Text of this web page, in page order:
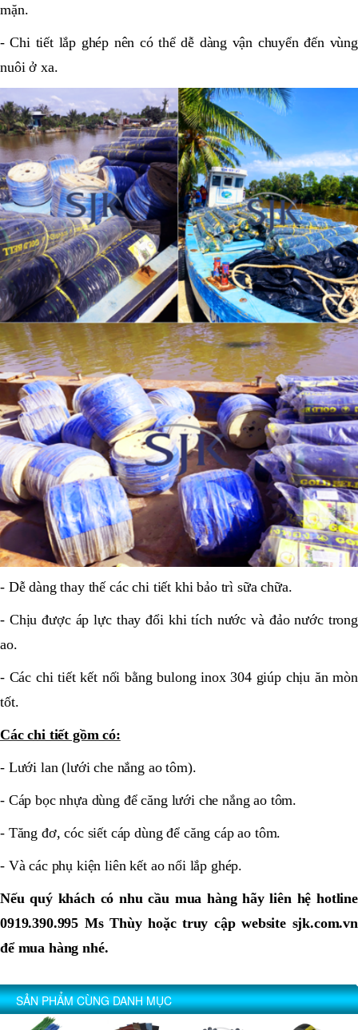
mặn.
- Chi tiết lắp ghép nên có thể dễ dàng vận chuyển đến vùng
nuôi ở xa.
- Dễ dàng thay thế các chi tiết khi bảo trì sữa chữa.
- Chịu được áp lực thay đổi khi tích nước và đảo nước trong
ao.
- Các chi tiết kết nối bằng bulong inox 304 giúp chịu ăn mòn
tốt.
Các chi tiết gồm có:
- Lưới lan (lưới che nắng ao tôm).
- Cáp bọc nhựa dùng để căng lưới che nắng ao tôm.
- Tăng đơ, cóc siết cáp dùng để căng cáp ao tôm.
- Và các phụ kiện liên kết ao nổi lắp ghép.
Nếu quý khách có nhu cầu mua hàng hãy liên hệ hotline
0919.390.995 Ms Thùy hoặc truy cập website sjk.com.vn
để mua hàng nhé.
SẢN PHẨM CÙNG DANH MỤC